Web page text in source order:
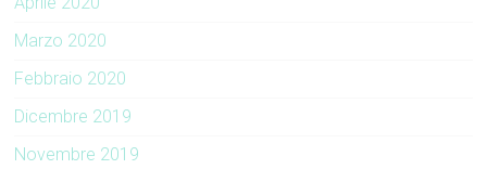
Marzo 2020
Febbraio 2020
Dicembre 2019
Novembre 2019